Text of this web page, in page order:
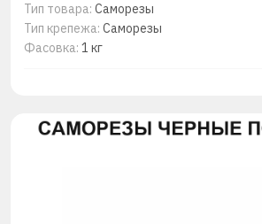
Тип товара: Саморезы
Тип крепежа: Саморезы
Фасовка: 1 кг